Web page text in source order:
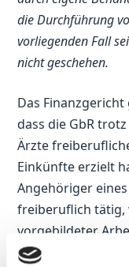
die Durchführung
vorliegenden Fall
nicht geschehen.
Das
dass die GbR
Ärzte
Einkünfte erzielt
Angehöriger
freiberuflich tätig,
vorgebildeter
des